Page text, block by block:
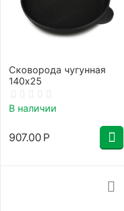
Сковорода чугунная
140х25
В наличии
907.00 Р